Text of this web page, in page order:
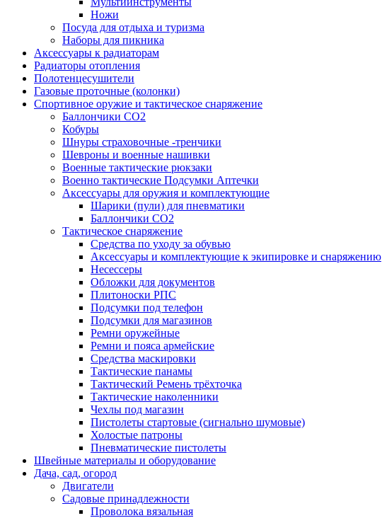
Ножи
Посуда для отдыха и туризма
Наборы для пикника
Аксессуары к радиаторам
Радиаторы отопления
Полотенцесушители
Газовые проточные (колонки)
Спортивное оружие и тактическое снаряжение
Баллончики CO2
Кобуры
Шнуры страховочные -тренчики
Шевроны и военные нашивки
Военные тактические рюкзаки
Военно тактические Подсумки Аптечки
Аксессуары для оружия и комплектующие
Шарики (пули) для пневматики
Баллончики CO2
Тактическое снаряжение
Средства по уходу за обувью
Аксессуары и комплектующие к экипировке и снаряжению
Несессеры
Обложки для документов
Плитоноски РПС
Подсумки под телефон
Подсумки для магазинов
Ремни оружейные
Ремни и пояса армейские
Средства маскировки
Тактические панамы
Тактический Ремень трёхточка
Тактические наколенники
Чехлы под магазин
Пистолеты стартовые (сигнально шумовые)
Холостые патроны
Пневматические пистолеты
Швейные материалы и оборудование
Дача, сад, огород
Двигатели
Садовые принадлежности
Проволока вязальная